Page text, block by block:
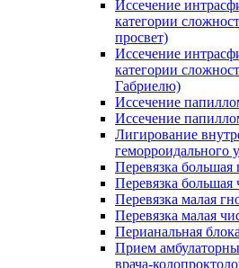
Иссечение
категории
просвет)
Иссечение
категории
Габриелю)
Иссечение
Иссечение
Лигирование
геморроидального
Перевязка большая
Перевязка большая
Перевязка малая
Перевязка малая
Перианальная
Прием
врача-